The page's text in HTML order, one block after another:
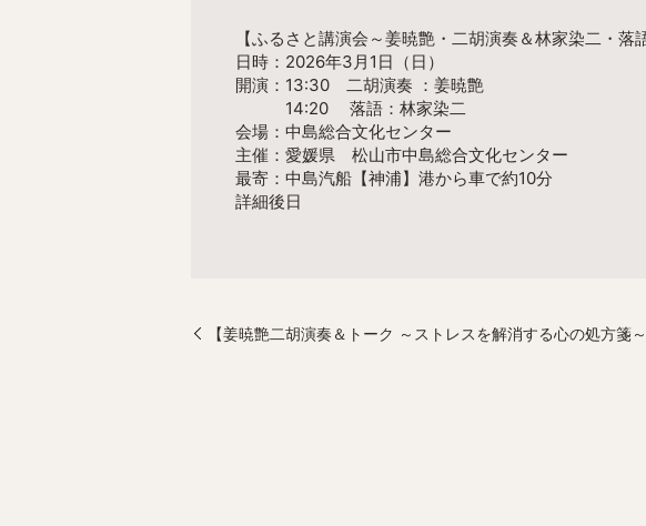
【ふるさと講演会～姜暁艶・二胡演奏＆林家染二・落語
日時：2026年3月1日（日）
開演：13:30 二胡演奏 ：姜暁艶
14:20 落語：林家染二
会場：中島総合文化センター
主催：愛媛県 松山市中島総合文化センター
最寄：中島汽船【神浦】港から車で約10分
詳細後日
【姜暁艶二胡演奏＆トーク ～ストレスを解消する心の処方箋